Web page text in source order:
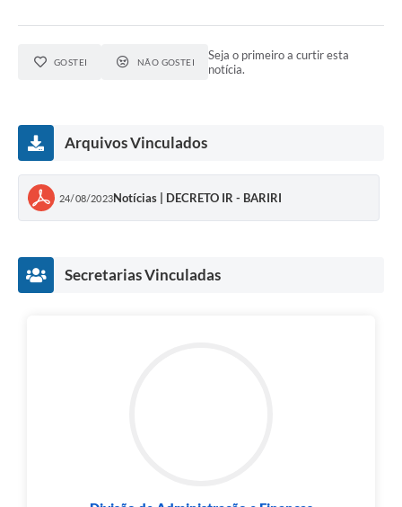
GOSTEI NÃO GOSTEI
Seja o primeiro a curtir esta
notícia.
Arquivos Vinculados
24/08/2023Notícias | DECRETO IR - BARIRI
Secretarias Vinculadas